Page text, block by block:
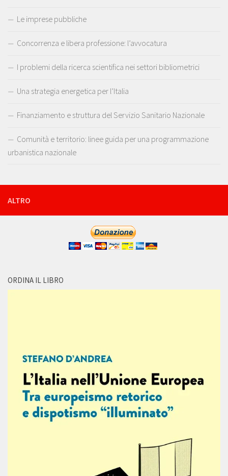
Le imprese pubbliche
Concorrenza e libera professione: l’avvocatura
I problemi della ricerca scientifica nei settori bibliometrici
Una strategia energetica per l’Italia
Finanziamento e struttura del Servizio Sanitario Nazionale
Comunità e territorio: linee guida per una programmazione
urbanistica nazionale
ALTRO
ORDINA IL LIBRO